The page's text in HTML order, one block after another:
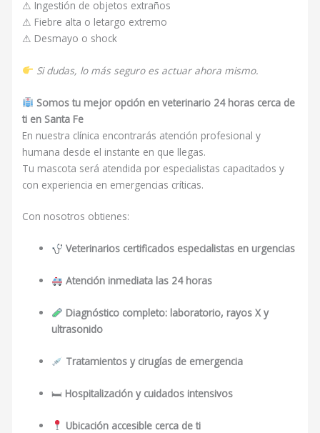
⚠ Ingestión de objetos extraños
⚠ Fiebre alta o letargo extremo
⚠ Desmayo o shock
Si dudas, lo más seguro es actuar ahora mismo.
Somos tu mejor opción en veterinario 24 horas cerca de
ti en Santa Fe
En nuestra clínica encontrarás atención profesional y
humana desde el instante en que llegas.
Tu mascota será atendida por especialistas capacitados y
con experiencia en emergencias críticas.
Con nosotros obtienes:
Veterinarios certificados especialistas en urgencias
Atención inmediata las 24 horas
Diagnóstico completo: laboratorio, rayos X y
ultrasonido
Tratamientos y cirugías de emergencia
🛏 Hospitalización y cuidados intensivos
Ubicación accesible cerca de ti